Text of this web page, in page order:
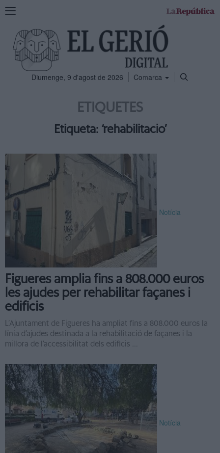
Mostra
navegació
Diumenge, 9 d'agost de 2026 Comarca
ETIQUETES
Etiqueta: ‘rehabilitacio’
Notícia
Figueres amplia fins a 808.000 euros
les ajudes per rehabilitar façanes i
edificis
L’Ajuntament de Figueres ha ampliat fins a 808.000 euros la
línia d’ajudes destinada a la rehabilitació de façanes i la
millora de l’accessibilitat dels edificis ...
Notícia